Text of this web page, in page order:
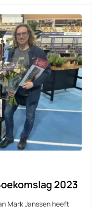
2023
Mark Janssen heeft